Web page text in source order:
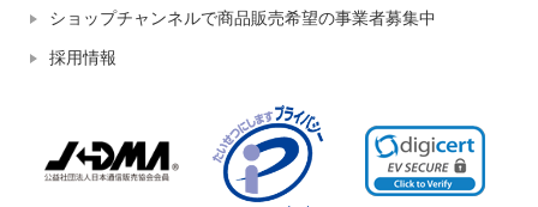
ショップチャンネルで商品販売希望の事業者募集中
採用情報